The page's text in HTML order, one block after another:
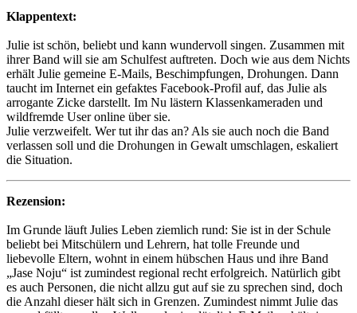
Klappentext:
Julie ist schön, beliebt und kann wundervoll singen. Zusammen mit
ihrer Band will sie am Schulfest auftreten. Doch wie aus dem Nichts
erhält Julie gemeine E-Mails, Beschimpfungen, Drohungen. Dann
taucht im Internet ein gefaktes Facebook-Profil auf, das Julie als
arrogante Zicke darstellt. Im Nu lästern Klassenkameraden und
wildfremde User online über sie.
Julie verzweifelt. Wer tut ihr das an? Als sie auch noch die Band
verlassen soll und die Drohungen in Gewalt umschlagen, eskaliert
die Situation.
Rezension:
Im Grunde läuft Julies Leben ziemlich rund: Sie ist in der Schule
beliebt bei Mitschülern und Lehrern, hat tolle Freunde und
liebevolle Eltern, wohnt in einem hübschen Haus und ihre Band
„Jase Noju“ ist zumindest regional recht erfolgreich. Natürlich gibt
es auch Personen, die nicht allzu gut auf sie zu sprechen sind, doch
die Anzahl dieser hält sich in Grenzen. Zumindest nimmt Julie das